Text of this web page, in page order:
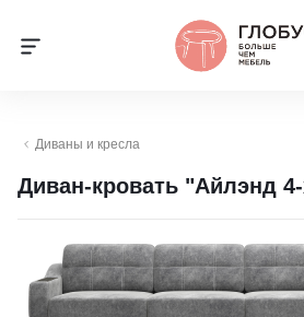
Диваны и кресла
Диван-кровать "Айлэнд